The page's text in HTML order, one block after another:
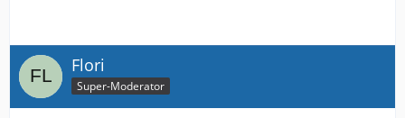
Flori
Super-Moderator